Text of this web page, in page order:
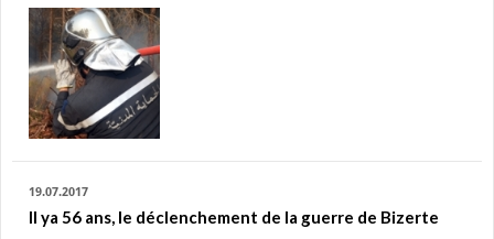
19.07.2017
Il ya 56 ans, le déclenchement de la guerre de Bizerte